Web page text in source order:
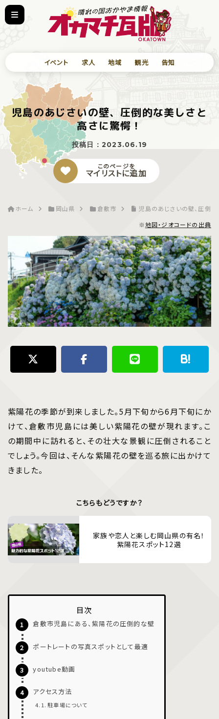
イベント 求人 地域 観光 告知
児島のあじさいの壁、圧倒的な美しさと
高さに驚愕！
投稿日： 2023.06.19
このページを
マイリストに追加
ホーム 岡山県 倉敷市
児島のあじさいの壁、圧倒
※地図・ジオコードの出典
紫陽花の季節が到来しました。5月下旬から6月下旬にか
けて、倉敷市児島には美しい紫陽花の壁が現れます。こ
の期間中に訪れると、その壮大な景観に圧倒されること
でしょう。今回は、そんな紫陽花の壁を巡る旅に出かけて
きました。
こちらもどうですか？
家族や恋人と楽しむ岡山県の有名！
紫陽花スポット12選
目次
倉敷市児島にある、紫陽花の圧倒的な壁
ポートレートの写真スポットとして最適
youtube動画
アクセス方法
駐車場について